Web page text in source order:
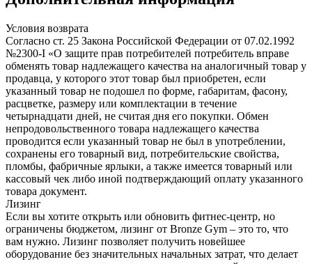
Условия возврата
Согласно ст. 25 Закона Российской Федерации от 07.02.1992
№2300-I «О защите прав потребителей потребитель вправе
обменять товар надлежащего качества на аналогичный товар у
продавца, у которого этот товар был приобретен, если
указанный товар не подошел по форме, габаритам, фасону,
расцветке, размеру или комплектации в течение
четырнадцати дней, не считая дня его покупки. Обмен
непродовольственного товара надлежащего качества
проводится если указанный товар не был в употреблении,
сохранены его товарный вид, потребительские свойства,
пломбы, фабричные ярлыки, а также имеется товарный или
кассовый чек либо иной подтверждающий оплату указанного
товара документ.
Лизинг
Если вы хотите открыть или обновить фитнес-центр, но
ограничены бюджетом, лизинг от Bronze Gym – это то, что
вам нужно. Лизинг позволяет получить новейшее
оборудование без значительных начальных затрат, что делает